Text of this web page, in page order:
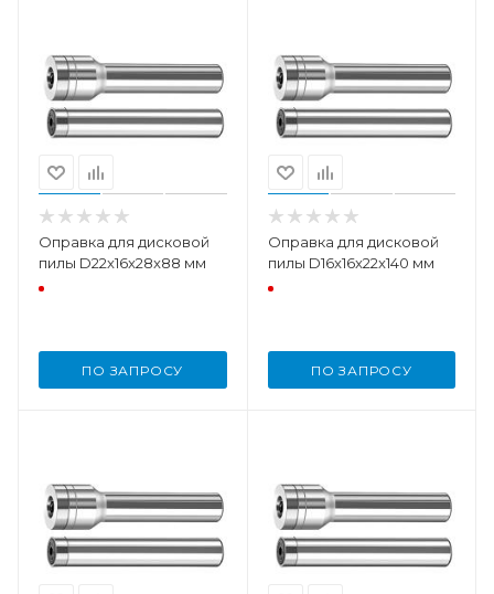
Оправка для дисковой
пилы D22x16x28x88 мм
ПО ЗАПРОСУ
Оправка для дисковой
пилы D16x16x22x140 мм
ПО ЗАПРОСУ